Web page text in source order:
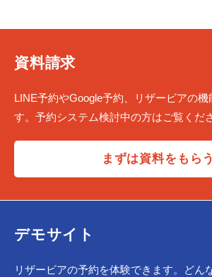
資料請求
LINE予約やGoogle予約、リザービアの
す。予約システム検討中の方はご覧くだ
まずは資料をもらう
デモサイト
リザービアの予約を体験できます。どん